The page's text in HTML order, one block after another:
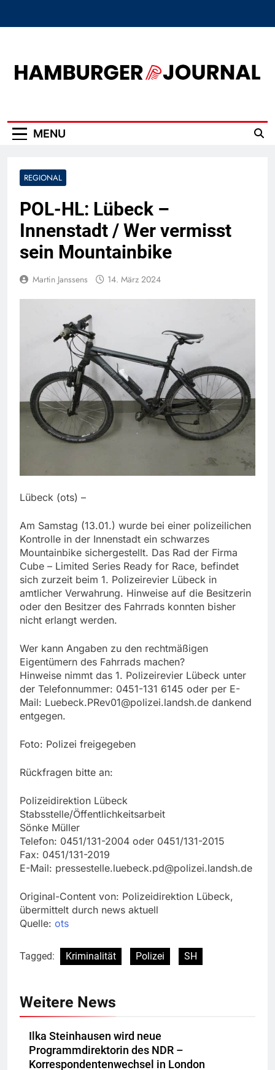
MENU
REGIONAL
POL-HL: Lübeck –
Innenstadt / Wer vermisst
sein Mountainbike
Martin Janssens 14. März 2024
Lübeck (ots) –
Am Samstag (13.01.) wurde bei einer polizeilichen
Kontrolle in der Innenstadt ein schwarzes
Mountainbike sichergestellt. Das Rad der Firma
Cube – Limited Series Ready for Race, befindet
sich zurzeit beim 1. Polizeirevier Lübeck in
amtlicher Verwahrung. Hinweise auf die Besitzerin
oder den Besitzer des Fahrrads konnten bisher
nicht erlangt werden.
Wer kann Angaben zu den rechtmäßigen
Eigentümern des Fahrrads machen?
Hinweise nimmt das 1. Polizeirevier Lübeck unter
der Telefonnummer: 0451-131 6145 oder per E-
Mail: Luebeck.PRev01@polizei.landsh.de dankend
entgegen.
Foto: Polizei freigegeben
Rückfragen bitte an:
Polizeidirektion Lübeck
Stabsstelle/Öffentlichkeitsarbeit
Sönke Müller
Telefon: 0451/131-2004 oder 0451/131-2015
Fax: 0451/131-2019
E-Mail: pressestelle.luebeck.pd@polizei.landsh.de
Original-Content von: Polizeidirektion Lübeck,
übermittelt durch news aktuell
Quelle: ots
Tagged: Kriminalität Polizei SH
Weitere News
Ilka Steinhausen wird neue
Programmdirektorin des NDR –
Korrespondentenwechsel in London